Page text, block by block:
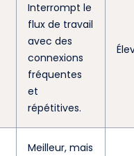
Interrompt le
flux de travail
avec des
connexions
fréquentes
et
répétitives.
Meilleur, mais